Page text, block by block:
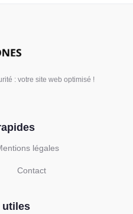
: votre site web optimisé !
légales
Contact
utiles